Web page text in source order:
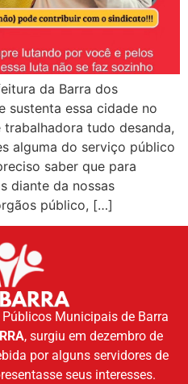
da Barra dos
sustenta essa cidade no
tudo desanda,
alguma do serviço público
saber que para
diante da nossas
público, […]
Municipais de Barra
, surgiu em dezembro de
por alguns servidores de
seus interesses.